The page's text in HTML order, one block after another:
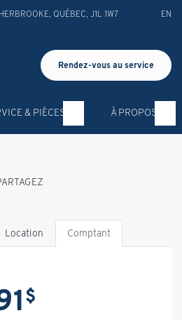
QUÉBEC J1L 1W7 EN
Rendez-vous au service
& PIÈCES À PROPOS
Location Comptant
$